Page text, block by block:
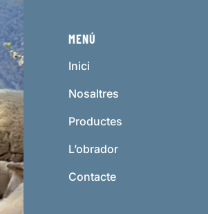
MENÚ
Inici
Nosaltres
Productes
L’obrador
Contacte